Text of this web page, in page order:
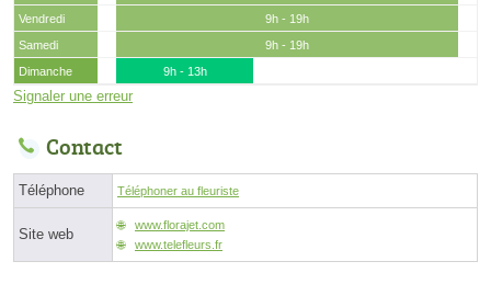
Vendredi
9h - 19h
Samedi
9h - 19h
Dimanche
9h - 13h
Signaler une erreur
Contact
Téléphone Téléphoner au fleuriste
Site web
www.florajet.com
www.telefleurs.fr